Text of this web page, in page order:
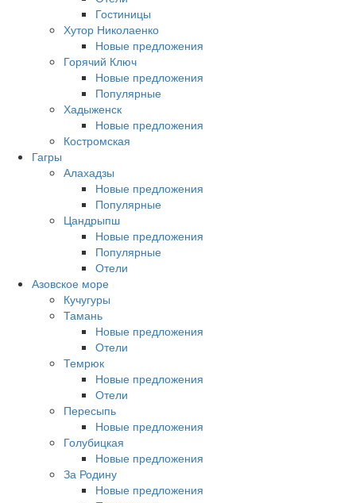
Гостиницы
Хутор Николаенко
Новые предложения
Горячий Ключ
Новые предложения
Популярные
Хадыженск
Новые предложения
Костромская
Гагры
Алахадзы
Новые предложения
Популярные
Цандрыпш
Новые предложения
Популярные
Отели
Азовское море
Кучугуры
Тамань
Новые предложения
Отели
Темрюк
Новые предложения
Отели
Пересыпь
Новые предложения
Голубицкая
Новые предложения
За Родину
Новые предложения